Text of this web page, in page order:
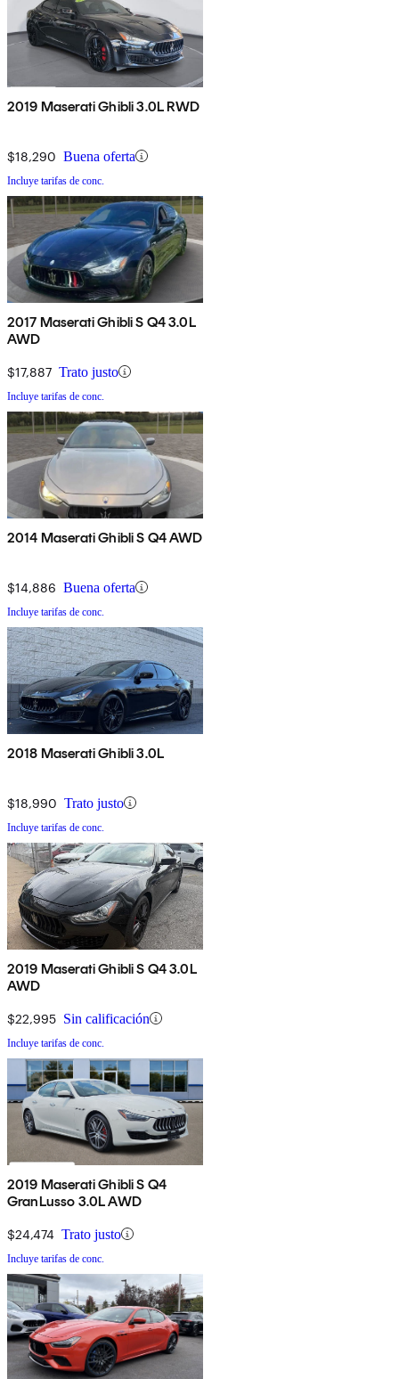
2019 Maserati Ghibli 3.0L RWD
$18,290 Buena oferta
Incluye tarifas de conc.
2017 Maserati Ghibli S Q4 3.0L
AWD
$17,887 Trato justo
Incluye tarifas de conc.
2014 Maserati Ghibli S Q4 AWD
$14,886 Buena oferta
Incluye tarifas de conc.
2018 Maserati Ghibli 3.0L
$18,990 Trato justo
Incluye tarifas de conc.
2019 Maserati Ghibli S Q4 3.0L
AWD
$22,995 Sin calificación
Incluye tarifas de conc.
2019 Maserati Ghibli S Q4
GranLusso 3.0L AWD
$24,474 Trato justo
Incluye tarifas de conc.